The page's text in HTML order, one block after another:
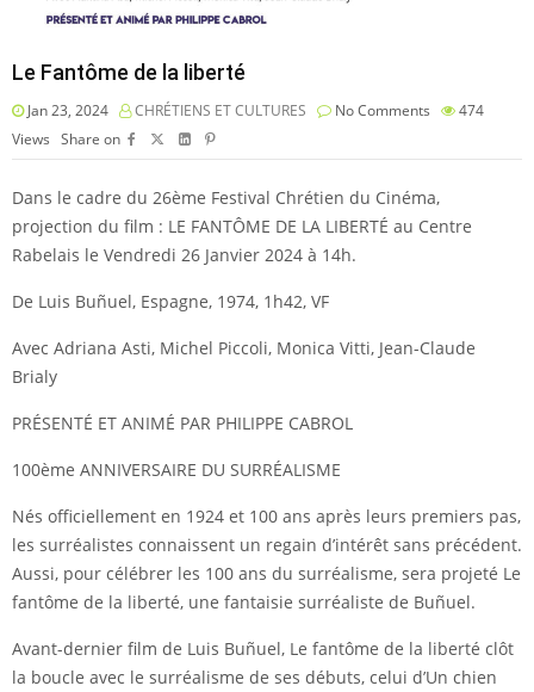
Le Fantôme de la liberté
Jan 23, 2024 CHRÉTIENS ET CULTURES No Comments
474
Views Share on
Dans le cadre du 26ème Festival Chrétien du Cinéma,
projection du film : LE FANTÔME DE LA LIBERTÉ au Centre
Rabelais le Vendredi 26 Janvier 2024 à 14h.
De Luis Buñuel, Espagne, 1974, 1h42, VF
Avec Adriana Asti, Michel Piccoli, Monica Vitti, Jean-Claude
Brialy
PRÉSENTÉ ET ANIMÉ PAR PHILIPPE CABROL
100ème ANNIVERSAIRE DU SURRÉALISME
Nés officiellement en 1924 et 100 ans après leurs premiers pas,
les surréalistes connaissent un regain d’intérêt sans précédent.
Aussi, pour célébrer les 100 ans du surréalisme, sera projeté Le
fantôme de la liberté, une fantaisie surréaliste de Buñuel.
Avant-dernier film de Luis Buñuel, Le fantôme de la liberté clôt
la boucle avec le surréalisme de ses débuts, celui d’Un chien